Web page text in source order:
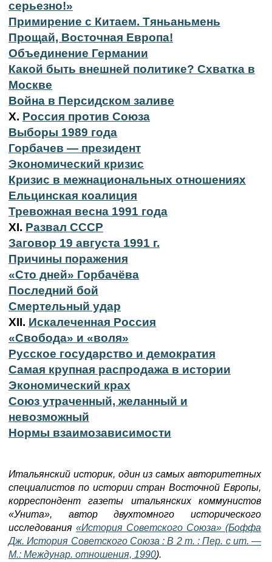
серьезно!»
Примирение с Китаем. Тяньаньмень
Прощай, Восточная Европа!
Объединение Германии
Какой быть внешней политике? Схватка в
Москве
Война в Персидском заливе
X. Россия против Союза
Выборы 1989 года
Горбачев — президент
Экономический кризис
Кризис в межнациональных отношениях
Ельцинская коалиция
Тревожная весна 1991 года
XI. Развал СССР
Заговор 19 августа 1991 г.
Причины поражения
«Сто дней» Горбачёва
Последний бой
Смертельный удар
XII. Искалеченная Россия
«Свобода» и «воля»
Русское государство и демократия
Самая крупная распродажа в истории
Экономический крах
Союз утраченный, желанный и
невозможный
Нормы взаимозависимости
Итальянский историк, один из самых авторитетных
специалистов по истории стран Восточной Европы,
корреспондент газеты итальянских коммунистов
«Унита», автор двухтомного исторического
исследования «История Советского Союза» (Боффа
Дж. История Советского Союза : В 2 т. : Пер. с ит. —
М.: Междунар. отношения, 1990).